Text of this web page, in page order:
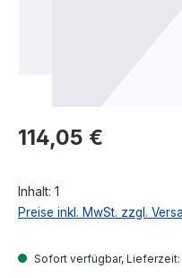
Regulärer Preis:
114,05 €
Inhalt: 1
Preise inkl. MwSt. zzgl.
Sofort verfügbar, Lieferzeit: